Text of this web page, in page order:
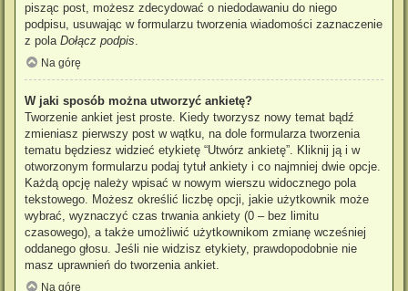
pisząc post, możesz zdecydować o niedodawaniu do niego
podpisu, usuwając w formularzu tworzenia wiadomości zaznaczenie
z pola Dołącz podpis.
Na górę
W jaki sposób można utworzyć ankietę?
Tworzenie ankiet jest proste. Kiedy tworzysz nowy temat bądź
zmieniasz pierwszy post w wątku, na dole formularza tworzenia
tematu będziesz widzieć etykietę “Utwórz ankietę”. Kliknij ją i w
otworzonym formularzu podaj tytuł ankiety i co najmniej dwie opcje.
Każdą opcję należy wpisać w nowym wierszu widocznego pola
tekstowego. Możesz określić liczbę opcji, jakie użytkownik może
wybrać, wyznaczyć czas trwania ankiety (0 – bez limitu
czasowego), a także umożliwić użytkownikom zmianę wcześniej
oddanego głosu. Jeśli nie widzisz etykiety, prawdopodobnie nie
masz uprawnień do tworzenia ankiet.
Na górę